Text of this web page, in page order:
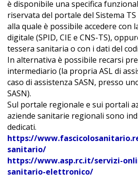
è disponibile una specifica
riservata del portale del Sistema TS
alla quale è possibile accedere con
digitale (SPID, CIE e CNS-TS),
tessera sanitaria o con i dati del
In alternativa è possibile recarsi
intermediario (la propria ASL di
caso di assistenza SASN, presso
SASN).
Sul portale regionale e sui portali
aziende sanitarie regionali sono
dedicati.
https://
sanitario/
https://www.asp.rc.it/servizi-
sanitario-elettronico/